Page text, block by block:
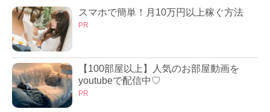
スマホで簡単！月10万円以上稼ぐ方法
PR
【100部屋以上】人気のお部屋動画を
youtubeで配信中♡
PR